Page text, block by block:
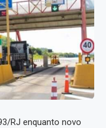
RJ enquanto novo